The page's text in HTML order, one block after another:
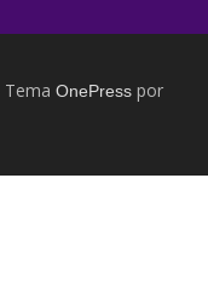
Tema OnePresspor